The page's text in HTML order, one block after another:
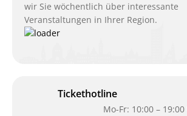
wir Sie wöchentlich über interessante
Veranstaltungen in Ihrer Region.
Tickethotline
Mo-Fr: 10:00 –